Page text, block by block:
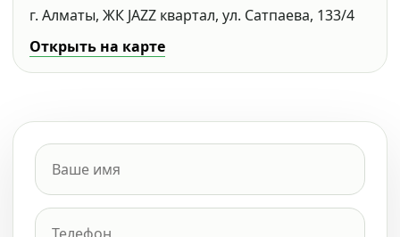
г. Алматы, ЖК JAZZ квартал, ул. Сатпаева, 133/4
Открыть на карте